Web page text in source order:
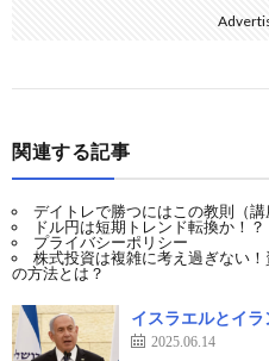
関連する記事
デイトレで勝つにはこの教則（講
ドル円は短期トレンド転換か！
プライバシーポリシー
株式投資は複雑に考え過ぎない
の方法とは？
イスラエルとイ
2025.06.14